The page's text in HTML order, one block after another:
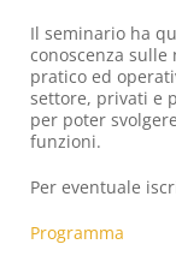
Il seminario ha
conoscenza
pratico ed
settore, privati e
per poter
funzioni.
Per eventuale
Programma